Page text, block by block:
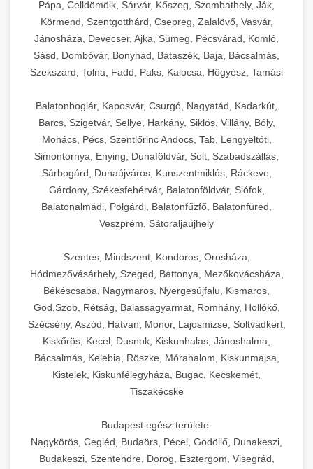
Pápa, Celldömölk, Sárvár, Kőszeg, Szombathely, Ják,
Körmend, Szentgotthárd, Csepreg, Zalalövő, Vasvár,
Jánosháza, Devecser, Ajka, Sümeg, Pécsvárad, Komló,
Sásd, Dombóvár, Bonyhád, Bátaszék, Baja, Bácsalmás,
Szekszárd, Tolna, Fadd, Paks, Kalocsa, Hőgyész, Tamási
Balatonboglár, Kaposvár, Csurgó, Nagyatád, Kadarkút,
Barcs, Szigetvár, Sellye, Harkány, Siklós, Villány, Bóly,
Mohács, Pécs, Szentlőrinc Andocs, Tab, Lengyeltóti,
Simontornya, Enying, Dunaföldvár, Solt, Szabadszállás,
Sárbogárd, Dunaújváros, Kunszentmiklós, Ráckeve,
Gárdony, Székesfehérvár, Balatonföldvár, Siófok,
Balatonalmádi, Polgárdi, Balatonfűzfő, Balatonfüred,
Veszprém, Sátoraljaújhely
Szentes, Mindszent, Kondoros, Orosháza,
Hódmezővásárhely, Szeged, Battonya, Mezőkovácsháza,
Békéscsaba, Nagymaros, Nyergesújfalu, Kismaros,
Göd,Szob, Rétság, Balassagyarmat, Romhány, Hollókő,
Szécsény, Aszód, Hatvan, Monor, Lajosmizse, Soltvadkert,
Kiskőrös, Kecel, Dusnok, Kiskunhalas, Jánoshalma,
Bácsalmás, Kelebia, Röszke, Mórahalom, Kiskunmajsa,
Kistelek, Kiskunfélegyháza, Bugac, Kecskemét,
Tiszakécske
Budapest egész területe:
Nagykörös, Cegléd, Budaörs, Pécel, Gödöllő, Dunakeszi,
Budakeszi, Szentendre, Dorog, Esztergom, Visegrád,